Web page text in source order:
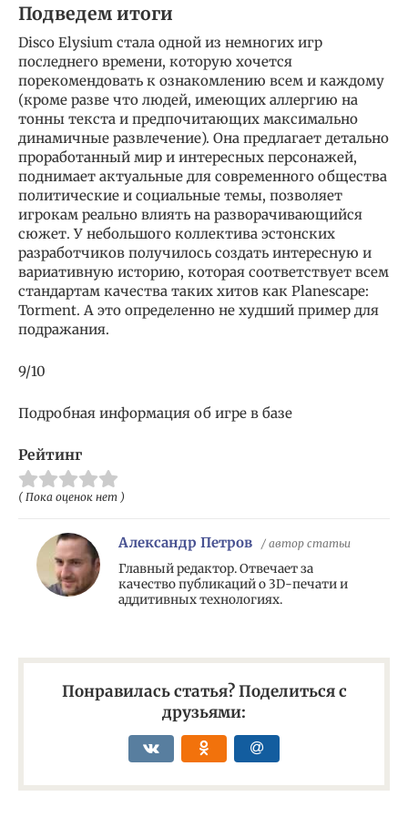
Подведем итоги
Disco Elysium стала одной из немногих игр
последнего времени, которую хочется
порекомендовать к ознакомлению всем и каждому
(кроме разве что людей, имеющих аллергию на
тонны текста и предпочитающих максимально
динамичные развлечение). Она предлагает детально
проработанный мир и интересных персонажей,
поднимает актуальные для современного общества
политические и социальные темы, позволяет
игрокам реально влиять на разворачивающийся
сюжет. У небольшого коллектива эстонских
разработчиков получилось создать интересную и
вариативную историю, которая соответствует всем
стандартам качества таких хитов как Planescape:
Torment. А это определенно не худший пример для
подражания.
9/10
Подробная информация об игре в базе
Рейтинг
( Пока оценок нет )
Александр Петров / автор статьи
Главный редактор. Отвечает за
качество публикаций о 3D-печати и
аддитивных технологиях.
Понравилась статья? Поделиться с
друзьями: